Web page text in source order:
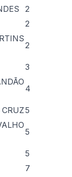
2
2
2
3
4
5
5
5
7